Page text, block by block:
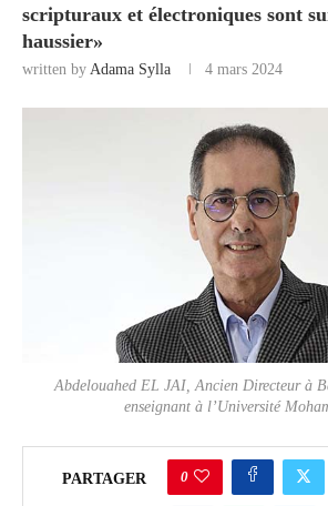
scripturaux et électroniques sont
haussier»
written by Adama Sylla 4 mars 2024
Abdelouahed EL JAI, Ancien Directeur à
enseignant à l’Université
PARTAGER 0